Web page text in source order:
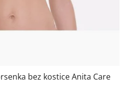
bez kostice Anita Care